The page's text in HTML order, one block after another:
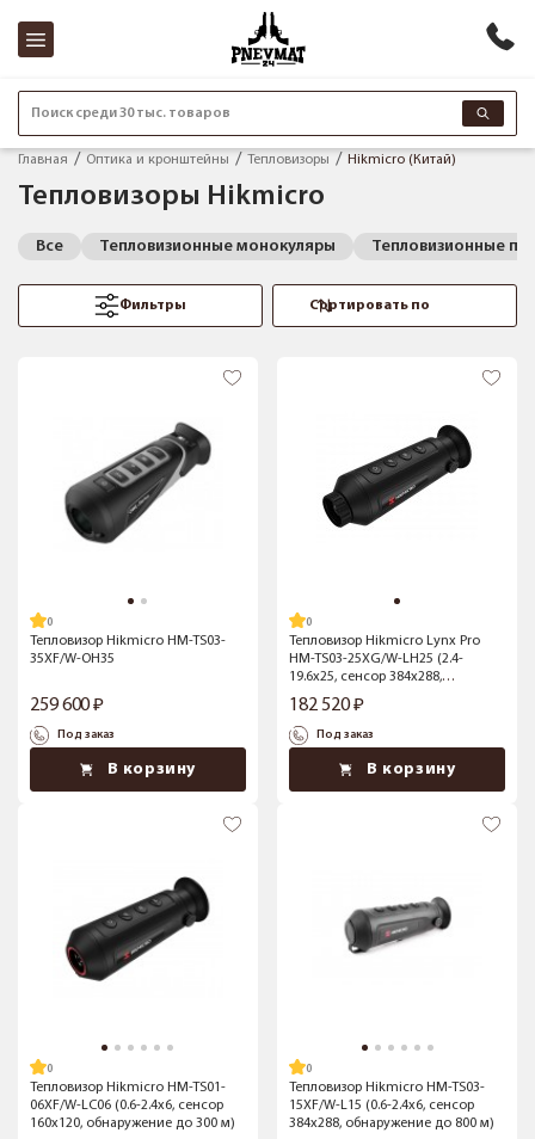
Поиск среди 30 тыс. товаров
Главная Оптика и кронштейны Тепловизоры Hikmicro (Китай)
Тепловизоры Hikmicro
Все Тепловизионные монокуляры Тепловизионные
Фильтры
Тепловизор Hikmicro HM-TS03-
35XF/W-OH35
259 600
Под заказ
В корзину
Тепловизор Hikmicro Lynx Pro
HM-TS03-25XG/W-LH25 (2.4-
19.6x25, сенсор 384x288,
обнаружение до 1181 м)
182 520
Под заказ
В корзину
Тепловизор Hikmicro HM-TS01-
06XF/W-LC06 (0.6-2.4x6, сенсор
160x120, обнаружение до 300 м)
Тепловизор Hikmicro HM-TS03-
15XF/W-L15 (0.6-2.4x6, сенсор
384x288, обнаружение до 800 м)